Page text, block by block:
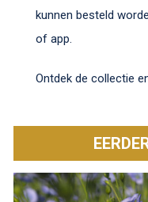
kunnen besteld
of app.
Ontdek de collectie